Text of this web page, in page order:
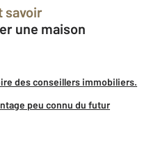
savoir
une maison
des conseillers immobiliers.
peu connu du futur